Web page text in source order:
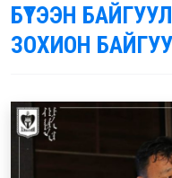
БҮТЭЭН
ЗОХИОН